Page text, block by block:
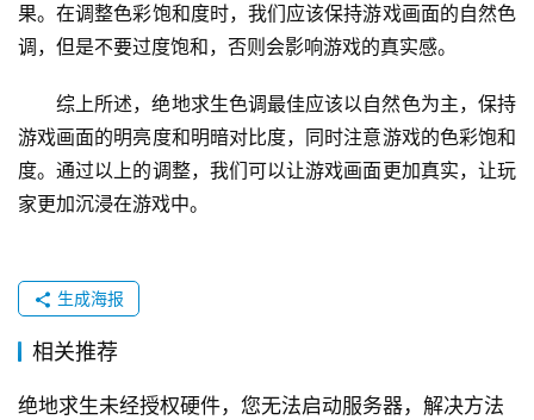
果。在调整色彩饱和度时，我们应该保持游戏画面的自然色
调，但是不要过度饱和，否则会影响游戏的真实感。
综上所述，绝地求生色调最佳应该以自然色为主，保持
游戏画面的明亮度和明暗对比度，同时注意游戏的色彩饱和
度。通过以上的调整，我们可以让游戏画面更加真实，让玩
家更加沉浸在游戏中。
生成海报
相关推荐
绝地求生未经授权硬件，您无法启动服务器，解决方法